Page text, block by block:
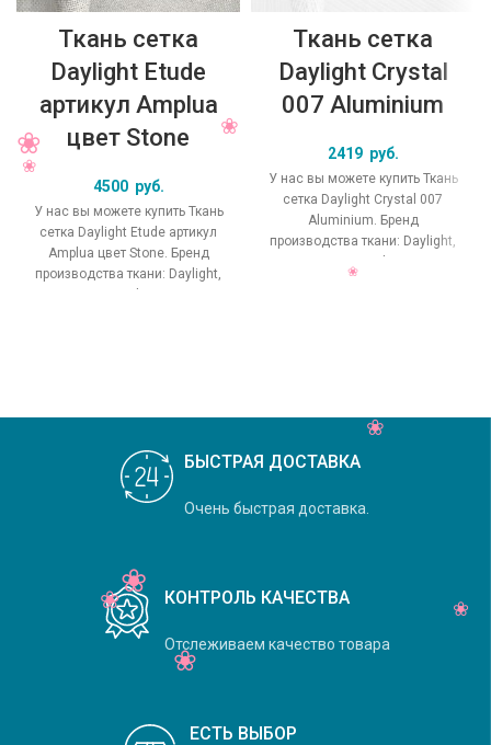
Ткань сетка
Daylight Etude
артикул Amplua
цвет Stone
4500 руб.
У нас вы можете купить Ткань
сетка Daylight Etude артикул
Amplua цвет Stone. Бренд
производства ткани: Daylight,
коллекция Etude, основной
Ткань сетка
Daylight Crystal
007 Aluminium
2419 руб.
У нас вы можете купить Ткань
сетка Daylight Crystal 007
Aluminium. Бренд
производства ткани: Daylight,
коллекция Crystal, основной
БЫСТРАЯ ДОСТАВКА
Очень быстрая доставка.
КОНТРОЛЬ КАЧЕСТВА
Отслеживаем качество товара
ЕСТЬ ВЫБОР